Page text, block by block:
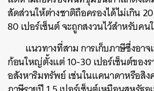
สัดส่วนให้ต่างชาติถือครองได้ไม่เกิน
80 เปอร์เซ็นต์ จะถูกสงวนไว้สำหรับคน
แนวทางที่สาม การเก็บภาษีซึ่งอาจ
ก้อนใหญ่ตั้งแต่ 10-30 เปอร์เซ็นต์ของร
อสังหาริมทรัพย์ เช่นในแคนาดาหรือสิง